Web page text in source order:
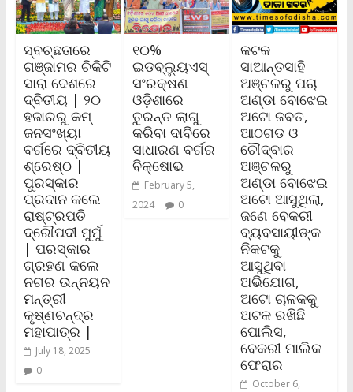
ସ୍ବଚ୍ଛତାରେ
ଗଞ୍ଜାମର ଚିକିଟି
ସାରା ଦେଶରେ
ଦ୍ବିତୀୟ | ୨୦
ହଜାରରୁ କମ୍‌
ଜନସଂଖ୍ୟା
ବର୍ଗରେ ଦ୍ବିତୀୟ
ଶ୍ରେଷ୍ଠ |
ପୁରସ୍କାର
ପ୍ରଦାନ କଲେ
ରାଷ୍ଟ୍ରପତି
ଦ୍ରୌପଦୀ ମୁର୍ମୁ
| ପରସ୍କାର
ଗ୍ରହଣ କଲେ
ନଗର ଉନ୍ନୟନ
ମନ୍ତ୍ରୀ
କୃଷ୍ଣଚନ୍ଦ୍ର
ମହାପାତ୍ର |
July 18, 2025
0
୧୦%
ଇଡବ୍ଲ୍ୟୁଏସ୍
ସଂରକ୍ଷଣ
ଓଡ଼ିଶାରେ
ତୁରନ୍ତ ଲାଗୁ
କରିବା ଦାବିରେ
ସାଧାରଣ ବର୍ଗର
ବିକ୍ଷୋଭ
February 5,
2024
0
କଟକ
ସାଆନ୍ତସାହି
ଅଞ୍ଚଳରୁ ପଚା
ଅଣ୍ଡା ବୋଝେଇ
ଅଟୋ ଜବତ,
ଆଠଗଡ ଓ
ଚୌଦ୍ବାର
ଅଞ୍ଚଳରୁ
ଅଣ୍ଡା ବୋଝେଇ
ଅଟୋ ଆସୁଥିଲା,
ଜଣେ ବେକରୀ
ବ୍ୟବସାୟୀଙ୍କ
ନିକଟକୁ
ଆସୁଥିବା
ଅଭିଯୋଗ,
ଅଟୋ ଚାଳକକୁ
ଅଟକ ରଖିଛି
ପୋଲିସ,
ବେକରୀ ମାଲିକ
ଫେରାର
October 6,